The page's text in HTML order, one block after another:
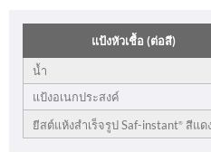
แป้งหัวเชื้อ (ต่อสี)
น้ำ
แป้งอเนกประสงค์
ยีสต์แห้งสำเร็จรูป Saf-instant® สีแด